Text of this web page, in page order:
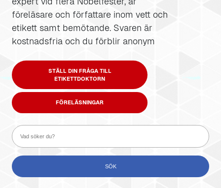
föreläsare och författare inom vett och
etikett samt bemötande. Svaren är
kostnadsfria och du förblir anonym
STÄLL DIN FRÅGA TILL
ETIKETTDOKTORN
FÖRELÄSNINGAR